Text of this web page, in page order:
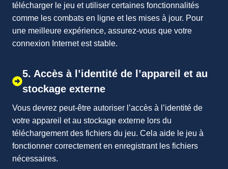
télécharger le jeu et utiliser certaines fonctionnalités
comme les combats en ligne et les mises à jour. Pour
une meilleure expérience, assurez-vous que votre
connexion Internet est stable.
5. Accès à l’identité de l’appareil et au
stockage externe
Vous devrez peut-être autoriser l’accès à l’identité de
votre appareil et au stockage externe lors du
téléchargement des fichiers du jeu. Cela aide le jeu à
fonctionner correctement en enregistrant les fichiers
nécessaires.